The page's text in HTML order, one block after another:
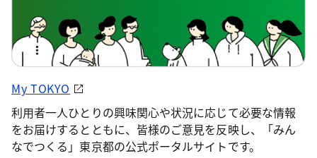
My TOKYO
利用者一人ひとりの興味関心や状況に応じて必要な情報
をお届けするとともに、皆様のご意見を反映し、「みん
なでつくる」東京都の公式ポータルサイトです。